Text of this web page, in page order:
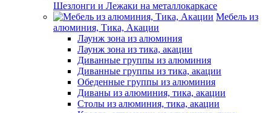
Шезлонги и Лежаки на металлокаркасе
Мебель из
алюминия, Тика, Акации
Лаунж зона из алюминия
Лаунж зона из тика, акации
Диванные группы из алюминия
Диванные группы из тика, акации
Обеденные группы из алюминия
Диваны из алюминия, тика, акации
Столы из алюминия, тика, акации